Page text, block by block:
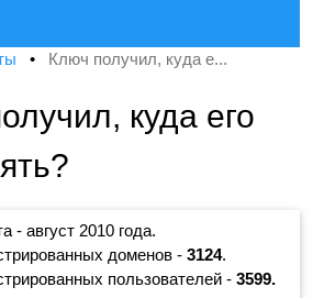
• Ключ получил, куда е...
куда его
- август 2010 года.
доменов - 3124.
пользователей - 3599.